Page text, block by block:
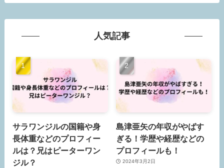
人気記事
サラワンジルの国籍や身
長体重などのプロフィー
ルは？兄はピーターワン
ジル？
島津亜矢の年収がやばす
ぎる！学歴や経歴などの
プロフィールも！
2024年3月2日